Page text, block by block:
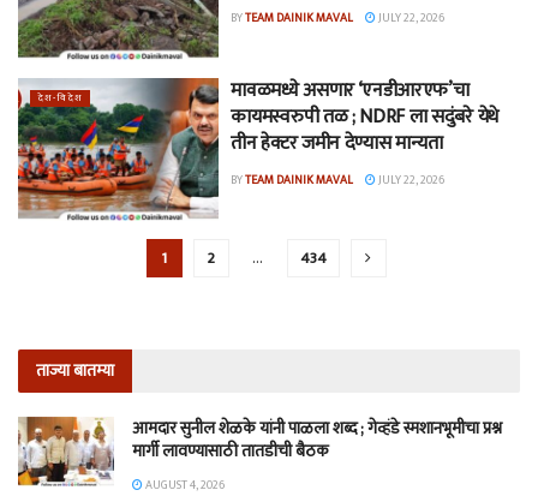
BYTEAM DAINIK MAVAL JULY 22, 2026
देश-विदेश
मावळमध्ये असणार ‘एनडीआरएफ’चा
कायमस्वरुपी तळ ; NDRF ला सदुंबरे येथे
तीन हेक्टर जमीन देण्यास मान्यता
BYTEAM DAINIK MAVAL JULY 22, 2026
1 2 … 434
ताज्या बातम्या
आमदार सुनील शेळके यांनी पाळला शब्द ; गेव्हंडे स्मशानभूमीचा प्रश्न
मार्गी लावण्यासाठी तातडीची बैठक
AUGUST 4, 2026